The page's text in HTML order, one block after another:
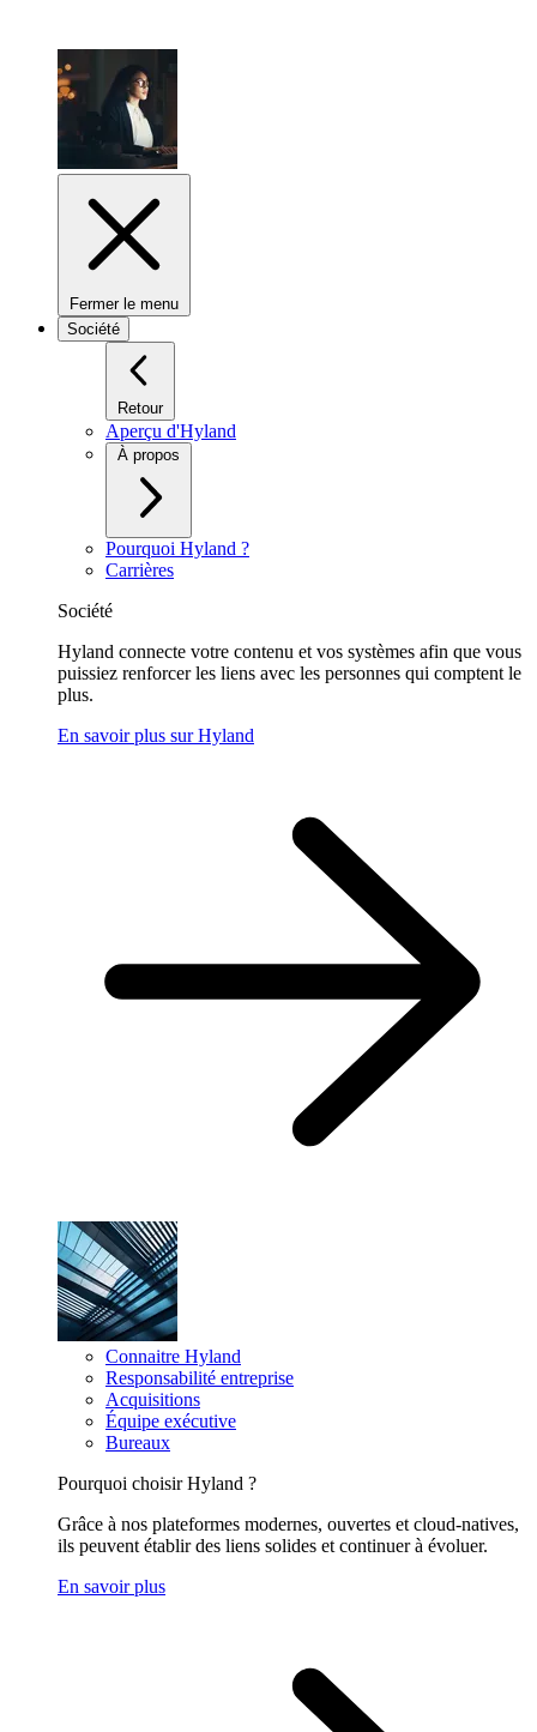
Fermer le menu
Société
Retour
Aperçu d'Hyland
À propos
Pourquoi Hyland ?
Carrières
Société
Hyland connecte votre contenu et vos systèmes afin que vous
puissiez renforcer les liens avec les personnes qui comptent le
plus.
En savoir plus sur Hyland
Connaitre Hyland
Responsabilité entreprise
Acquisitions
Équipe exécutive
Bureaux
Pourquoi choisir Hyland ?
Grâce à nos plateformes modernes, ouvertes et cloud-natives,
ils peuvent établir des liens solides et continuer à évoluer.
En savoir plus